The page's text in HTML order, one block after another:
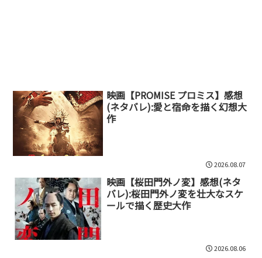
映画【PROMISE プロミス】感想
(ネタバレ):愛と宿命を描く幻想大
作
2026.08.07
映画【桜田門外ノ変】感想(ネタ
バレ):桜田門外ノ変を壮大なスケ
ールで描く歴史大作
2026.08.06